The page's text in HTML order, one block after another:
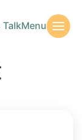
TalkMenu